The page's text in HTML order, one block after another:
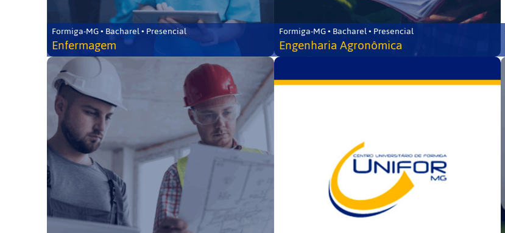
Formiga-MG • Bacharel • Presencial
Enfermagem
Formiga-MG • Bacharel • Presencial
Engenharia Agronômica